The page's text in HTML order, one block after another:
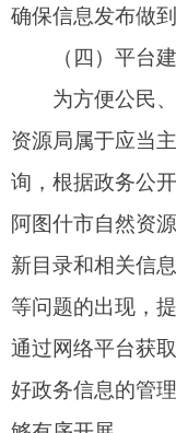
为做好政府信息
局成立了由局党组副
政府信息公开工作
务公开工作，明确政
究政务公开工作，切
政务公开工作主管部
进、监督检查本部门
二、主动公开政
第二
信息内容
本